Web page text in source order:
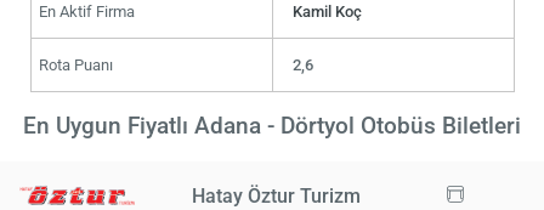
En Aktif Firma Kamil Koç
Rota Puanı 2,6
En Uygun Fiyatlı Adana - Dörtyol Otobüs Biletleri
Hatay Öztur Turizm